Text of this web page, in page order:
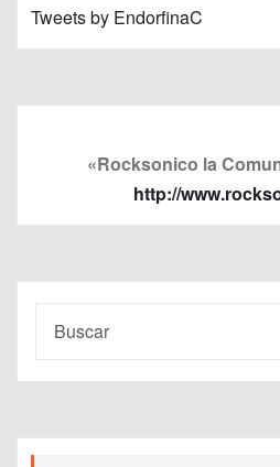
Tweets by EndorfinaC
«Rocksonico la
http://